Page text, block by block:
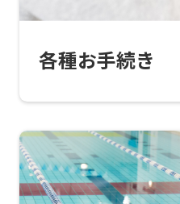
各種お手続き